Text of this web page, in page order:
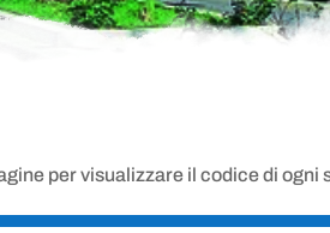
per visualizzare il codice di ogni